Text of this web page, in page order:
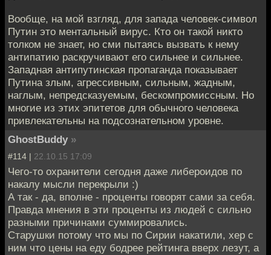
Вообще, на мой взгляд, для запада человек-символ
Путин это ментальный вирус. Кто он такой никто
толком не знает, но сми пытаясь вызвать к нему
антипатию раскручивают его сильнее и сильнее.
Западная антипутинская пропаганда показывает
Путина злым, агрессивным, сильным, жадным,
наглым, непредсказуемым, бескомпромиссным. Но
многие из этих эпитетов для обычного человека
привлекательны на подсознательном уровне.
GhostBuddy »
#114 | 22.10.15 17:09
Чего-то охранители сегодня даже либероидов по
накалу мысли перекрыли :)
А так - да, вполне - проценты говорят сами за себя.
Правда мнения в эти проценты из людей с сильно
разными причинами суммировались.
Старушки потому что мы по Сирии накатили, хер с
ним что цены на еду бодрее рейтинга вверх лезут, а